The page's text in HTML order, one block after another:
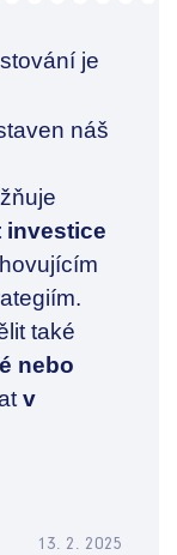
je
náš
investice
také
nebo
v
13. 2. 2025